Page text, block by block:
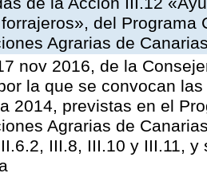
del Programa
Agrarias de
nov 2016, de la
la que se convocan
2014, previstas en el
Agrarias de
III.8, III.10 y III.11,